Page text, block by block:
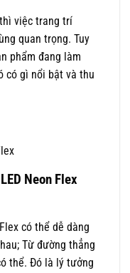
việc trang trí
quan trọng. Tuy
phẩm đang làm
có gì nổi bật và thu
Neon Flex
có thể dễ dàng
Từ đường thẳng
thể. Đó là lý tưởng